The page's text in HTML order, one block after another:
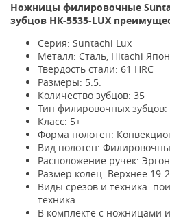
Ножницы филировочные
зубцов HK-5535-LUX
Серия: Suntachi Lux
Металл: Сталь, Hitachi
Твердость стали: 61 HRC
Размеры: 5.5.
Количество зубцов: 35
Тип филировочных
Класс: 5+
Форма полотен:
Вид полотен:
Расположение ручек:
Размер колец: Верхнее
Виды срезов и техника:
техника.
В комплекте с ножницами